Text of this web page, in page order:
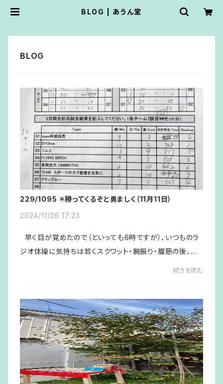
BLOG | あうん堂
229/1095 ＊勝ってくるぞと勇ましく（11月11日）
2024/11/26 17:23
早く目が覚めたので（といっても6時ですが）、いつものラ
ジオ体操に気持ちは若くスクワット・腕振り・腹筋の後、昨
続きを読む